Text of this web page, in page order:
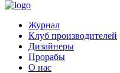
Журнал
Клуб производителей
Дизайнеры
Прорабы
О нас